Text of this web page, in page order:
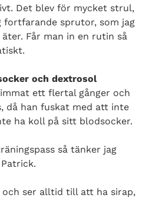
Det blev för mycket strul,
fortfarande sprutor, som jag
Får man in en rutin så
och dextrosol
ett flertal gånger och
då han fuskat med att inte
ha koll på sitt blodsocker.
så tänker jag
och ser alltid till att ha sirap,